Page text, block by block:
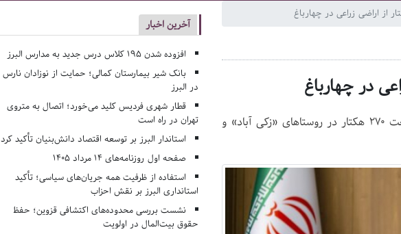
دادستان عمومی و انقلاب چهارباغ از مقابله با تغییر کاربری غیرمجاز به وسعت 270 هکتار در روستاهای «زکی آباد» و
آخرین اخبار
افزوده شدن ۱۹۵ کلاس درس جدید به مدارس البرز
بانک شیر بیمارستان کمالی؛ حمایت از نوزادان نارس
در البرز
قطار شهری فردیس کلید می‌خورد؛ اتصال به متروی
تهران در راه است
استاندار البرز بر توسعه اقتصاد دانش‌بنیان تأکید کرد
صفحه اول روزنامه‌های 14 مرداد 1405
استفاده از ظرفیت همه جریان‌های سیاسی؛ تأکید
استانداری البرز بر نقش احزاب
نشست بررسی محدوده‌های اکتشافی قزوین؛ حفظ
حقوق بیت‌المال در اولویت